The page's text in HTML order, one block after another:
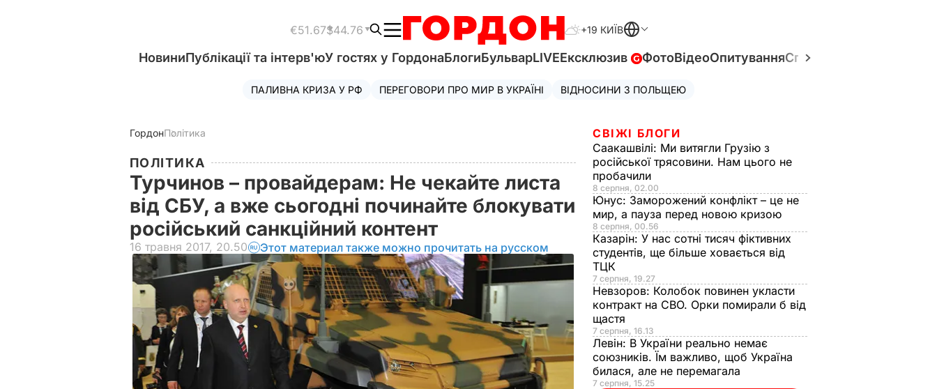
€51.67$44.76 +19 КИЇВ
НовиниПублікації та інтерв'юУ гостях у ГордонаБлогиБульварLIVEЕксклюзив ФотоВідеоОпитуванняСпецпроєкти
ПАЛИВНА КРИЗА У РФ ПЕРЕГОВОРИ ПРО МИР В УКРАЇНІ ВІДНОСИНИ З ПОЛЬЩЕЮ
ГордонПолітика
ПОЛІТИКА
Турчинов – провайдерам: Не чекайте листа
від СБУ, а вже сьогодні починайте блокувати
російський санкційний контент
16 травня 2017, 20.50 Этот материал также можно прочитать на русском
СВІЖІ БЛОГИ
Саакашвілі: Ми витягли Грузію з
російської трясовини. Нам цього не
пробачили
8 серпня, 02.00
Юнус: Заморожений конфлікт – це не
мир, а пауза перед новою кризою
8 серпня, 00.56
Казарін: У нас сотні тисяч фіктивних
студентів, ще більше ховається від
ТЦК
7 серпня, 19.27
Невзоров: Колобок повинен укласти
контракт на СВО. Орки помирали б від
щастя
7 серпня, 16.13
Левін: В України реально немає
союзників. Їм важливо, щоб Україна
билася, але не перемагала
7 серпня, 15.25